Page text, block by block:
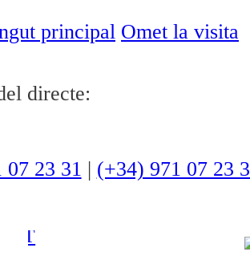
principal Omet la visita
directe:
07 23 31 | (+34) 971 07 23